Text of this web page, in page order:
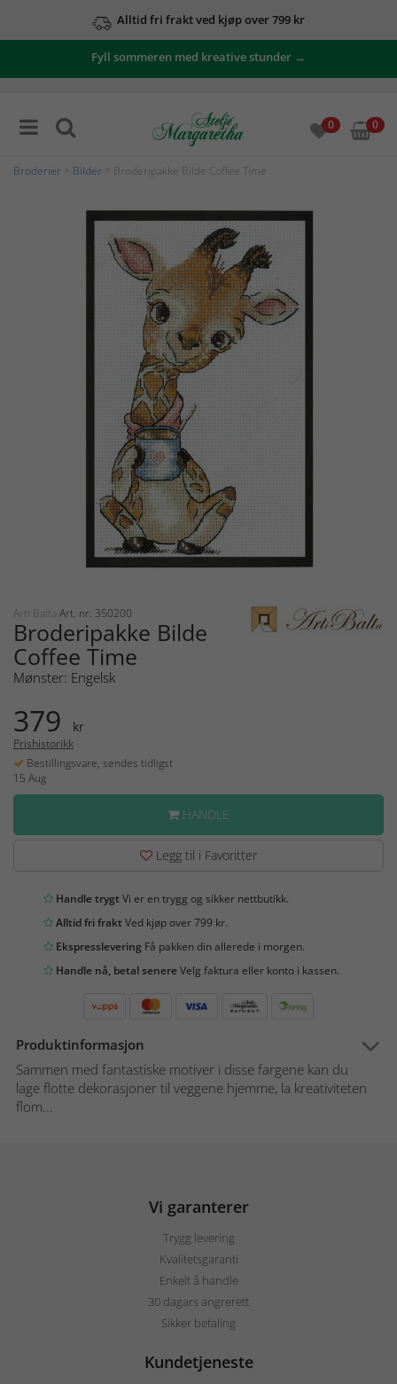
Alltid fri frakt ved kjøp over 799 kr
Fyll sommeren med kreative stunder →
0 0
Broderier Bilder > Broderipakke Bilde Coffee Time
Arti Balta Art. nr: 350200
Broderipakke Bilde
Coffee Time
Mønster: Engelsk
379 kr
Prishistorikk
Bestillingsvare, sendes tidligst
15 Aug
HANDLE
Legg til i Favoritter
Handle trygtVi er en trygg og sikker nettbutikk.
Alltid fri fraktVed kjøp over 799 kr.
Ekspresslevering Få pakken din allerede i morgen.
Handle nå, betal senereVelg faktura eller konto i kassen.
Produktinformasjon
Sammen med fantastiske motiver i disse fargene kan du
lage flotte dekorasjoner til veggene hjemme, la kreativiteten
flom...
Vi garanterer
Trygg levering
Kvalitetsgaranti
Enkelt å handle
30 dagars angrerett
Sikker betaling
Kundetjeneste